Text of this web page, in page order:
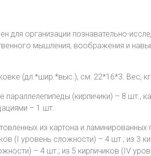
для организации познавательно-
мышления, воображения и
(дл.*шир.*выс.), см: 22*16*3. Вес,
параллелепипеды (кирпичики) – 8 шт.,
– 1 шт.
из картона и
(I уровень сложности) – 4 шт.; из 3
– 4 шт.; из 5 кирпичиков (IV